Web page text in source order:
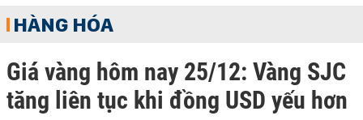
HÀNG HÓA
Giá vàng hôm nay 25/12: Vàng SJC
tăng liên tục khi đồng USD yếu hơn